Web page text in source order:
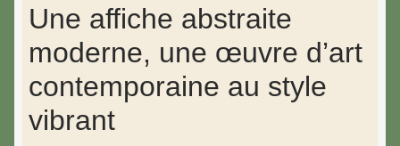
Une affiche abstraite
moderne, une œuvre d’art
contemporaine au style
vibrant